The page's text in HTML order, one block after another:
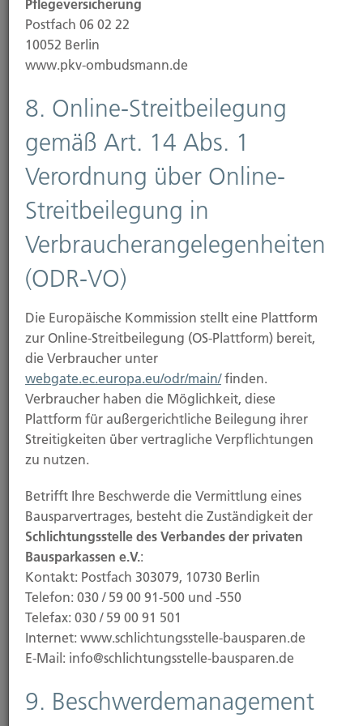
Viele Datenverarbeitungsvorgänge sind nur mit
Ihrer ausdrücklichen Einwilligung möglich. Sie
können eine bereits erteilte Einwilligung jederzeit
widerrufen. Dazu reicht eine formlose Mitteilung
per E-Mail an uns. Die Rechtmäßigkeit der bis zum
Widerruf erfolgten Datenverarbeitung bleibt vom
Widerruf unberührt.
Beschwerderecht bei der zuständigen
Aufsichtsbehörde
Im Falle datenschutzrechtlicher Verstöße steht dem
Betroffenen ein Beschwerderecht bei der
zuständigen Aufsichtsbehörde zu. Zuständige
Aufsichtsbehörde in datenschutzrechtlichen Fragen
ist der Landesdatenschutzbeauftragte des
Bundeslandes, in dem unser Unternehmen seinen
Sitz hat. Eine Liste der Datenschutzbeauftragten
sowie deren Kontaktdaten können folgendem Link
entnommen
werden: https://www.bfdi.bund.de/DE/Infothek/
node.html.
Recht auf Datenübertragbarkeit
Sie haben das Recht, Daten, die wir auf Grundlage
Ihrer Einwilligung oder in Erfüllung eines Vertrags
automatisiert verarbeiten, an sich oder an einen
Dritten in einem gängigen, maschinenlesbaren
Format aushändigen zu lassen. Sofern Sie die
direkte Übertragung der Daten an einen anderen
es technisch machbar ist.
Pflegeversicherung
Postfach 06 02 22
10052 Berlin
www.pkv-ombudsmann.de
8. Online-Streitbeilegung
gemäß Art. 14 Abs. 1
Verordnung über Online-
Streitbeilegung in
Verbraucherangelegenheiten
(ODR-VO)
Die Europäische Kommission stellt eine Plattform
zur Online-Streitbeilegung (OS-Plattform) bereit,
die Verbraucher unter
webgate.ec.europa.eu/odr/main/finden.
Verbraucher haben die Möglichkeit, diese
Plattform für außergerichtliche Beilegung ihrer
Streitigkeiten über vertragliche Verpflichtungen
zu nutzen.
Betrifft Ihre Beschwerde die Vermittlung eines
Bausparvertrages, besteht die Zuständigkeit der
Schlichtungsstelle des Verbandes der privaten
Bausparkassen e.V.:
Kontakt: Postfach 303079, 10730 Berlin
Telefon: 030 / 59 00 91-500 und -550
Telefax: 030 / 59 00 91 501
Internet: www.schlichtungsstelle-bausparen.de
E-Mail: info@schlichtungsstelle-bausparen.de
9. Beschwerdemanagement